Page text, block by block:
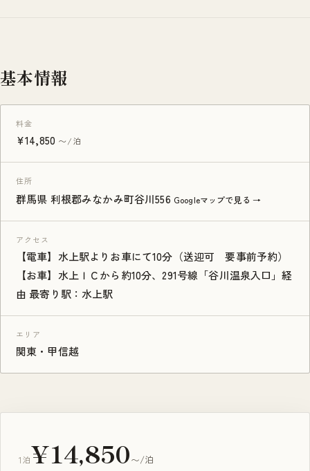
基本情報
料金
¥14,850 〜/泊
住所
群馬県 利根郡みなかみ町谷川556 Googleマップで見る →
アクセス
【電車】水上駅よりお車にて10分（送迎可 要事前予約）
【お車】水上ＩＣから約10分、291号線「谷川温泉入口」経
由 最寄り駅：水上駅
エリア
関東・甲信越
1泊¥14,850〜/泊